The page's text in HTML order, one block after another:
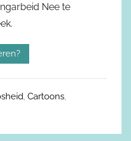
Nee te
, Cartoons,